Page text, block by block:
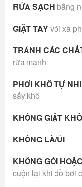
RỬA SẠCH bằng
GIẶT TAYvới xà
TRÁNH CÁC
rửa mạnh
PHƠI KHÔ TỰ
sấy khô
KHÔNG GIẶT KHÔ
KHÔNG LÀ/ỦI
KHÔNG GÓI
cuộn lại khi đồ bơi